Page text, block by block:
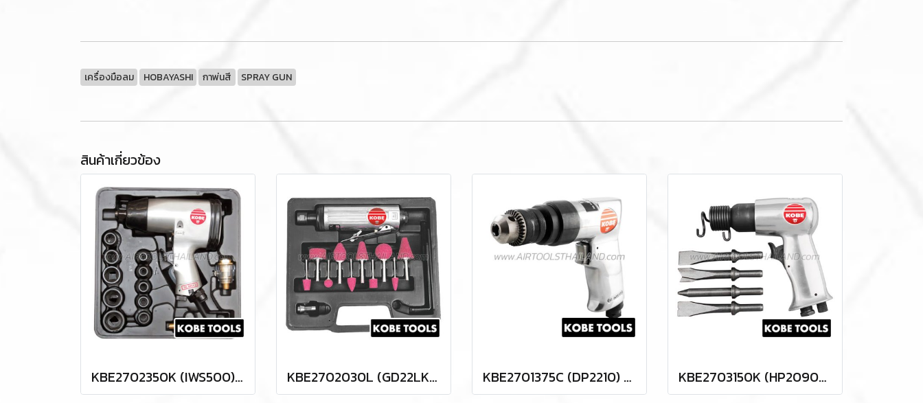
เครื่องมือลม HOBAYASHI กาพ่นสี SPRAY GUN
สินค้าเกี่ยวข้อง
KBE2702350K (IWS500) "KOBE" ชุดบล็อกลม 4 หุน (1/2") พร้อมลูกบล็อกลม 9-27 มม. AIR IMPACT WRENCH SET + AIR SOCKET 1/2" "KOBETOOLS" สินค้าประเทศอังกฤษ KBE2702030L (GD22LK) "KOBE" ชุดเครื่องเจียร์แกน 3 มม. และ 6 มม. 22000 รอบ AIR DIE GRINDER KIT "KOBETOOLS" สินค้าประเทศอังกฤษ KBE2701375C (DP2210) สว่านลม 3/8" (10 มม.) รุ่นงานหนัก "KOBETOOLS" สินค้าประเทศอังกฤษ KBE2703150K (HP2090K) "KOBE" ชุดสกัดลม AIR HAMMER & CHISEL KIT "KOBETOOLS" สินค้าประเทศอังกฤษ